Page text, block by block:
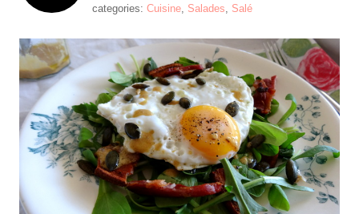
categories: Cuisine, Salades, Salé